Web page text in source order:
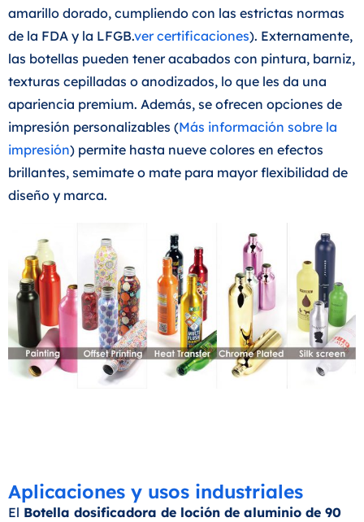
amarillo dorado, cumpliendo con las estrictas normas
de la FDA y la LFGB.ver certificaciones). Externamente,
las botellas pueden tener acabados con pintura, barniz,
texturas cepilladas o anodizados, lo que les da una
apariencia premium. Además, se ofrecen opciones de
impresión personalizables (Más información sobre la
impresión) permite hasta nueve colores en efectos
brillantes, semimate o mate para mayor flexibilidad de
diseño y marca.
Aplicaciones y usos industriales
El Botella dosificadora de loción de aluminio de 90